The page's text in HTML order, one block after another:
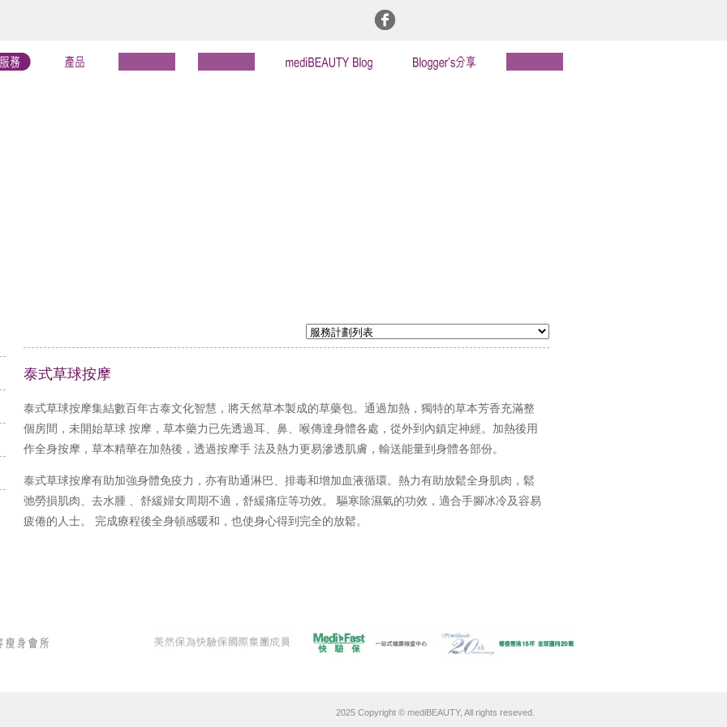
泰式草球按摩
泰式草球按摩集結數百年古泰文化智慧，將天然草本製成的草藥包。通過加熱，獨特的草本芳香充滿整
個房間，未開始草球 按摩，草本藥力已先透過耳、鼻、喉傳達身體各處，從外到內鎮定神經。加熱後用
作全身按摩，草本精華在加熱後，透過按摩手 法及熱力更易滲透肌膚，輸送能量到身體各部份。
泰式草球按摩有助加強身體免疫力，亦有助通淋巴、排毒和增加血液循環。熱力有助放鬆全身肌肉，鬆
弛勞損肌肉、去水腫 、舒緩婦女周期不適，舒緩痛症等功效。 驅寒除濕氣的功效，適合手腳冰冷及容易
疲倦的人士。 完成療程後全身頓感暖和，也使身心得到完全的放鬆。
2025 Copyright © mediBEAUTY, All rights reseved.